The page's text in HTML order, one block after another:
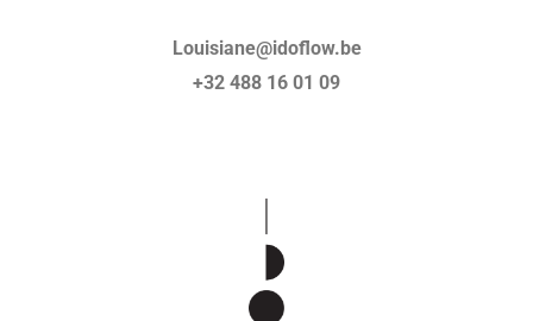
Louisiane@idoflow.be
+32 488 16 01 09